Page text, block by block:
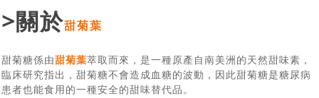
>關於甜菊葉
甜菊糖係由甜菊葉萃取而來，是一種原產自南美洲的天然甜味素，
臨床研究指出，甜菊糖不會造成血糖的波動，因此甜菊糖是糖尿病
患者也能食用的一種安全的甜味替代品。